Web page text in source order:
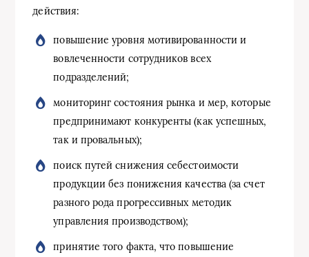
действия:
повышение уровня мотивированности и
вовлеченности сотрудников всех
подразделений;
мониторинг состояния рынка и мер, которые
предпринимают конкуренты (как успешных,
так и провальных);
поиск путей снижения себестоимости
продукции без понижения качества (за счет
разного рода прогрессивных методик
управления производством);
принятие того факта, что повышение